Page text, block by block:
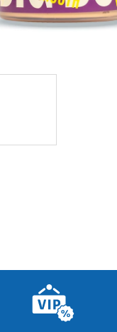
KÁVA BRAZIL